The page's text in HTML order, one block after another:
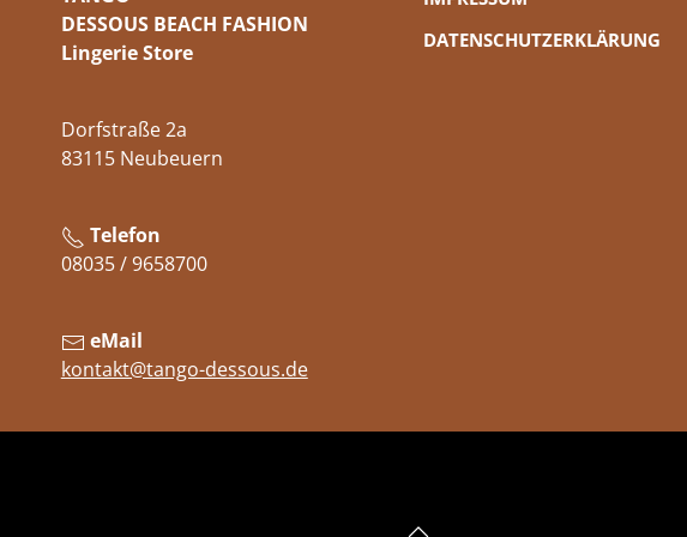
DESSOUS BEACH FASHION
Lingerie Store
Dorfstraße 2a
83115 Neubeuern
Telefon
08035 / 9658700
eMail
kontakt@tango-dessous.de
DATENSCHUTZERKLÄRUNG